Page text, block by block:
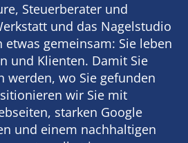
Steuerberater und
und das Nagelstudio
etwas gemeinsam: Sie leben
und Klienten. Damit Sie
werden, wo Sie gefunden
wir Sie mit
starken Google
und einem nachhaltigen